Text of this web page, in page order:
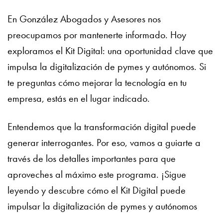
En González Abogados y Asesores nos
preocupamos por mantenerte informado. Hoy
exploramos el Kit Digital: una oportunidad clave que
impulsa la digitalización de pymes y autónomos. Si
te preguntas cómo mejorar la tecnología en tu
empresa, estás en el lugar indicado.
Entendemos que la transformación digital puede
generar interrogantes. Por eso, vamos a guiarte a
través de los detalles importantes para que
aproveches al máximo este programa. ¡Sigue
leyendo y descubre cómo el Kit Digital puede
impulsar la digitalización de pymes y autónomos